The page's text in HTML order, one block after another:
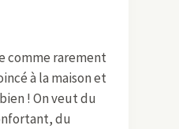
comme rarement
à la maison et
! On veut du
du